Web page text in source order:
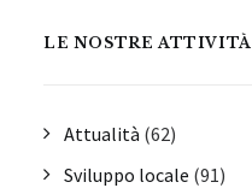
LE NOSTRE ATTIVITÀ
Attualità (62)
Sviluppo locale (91)